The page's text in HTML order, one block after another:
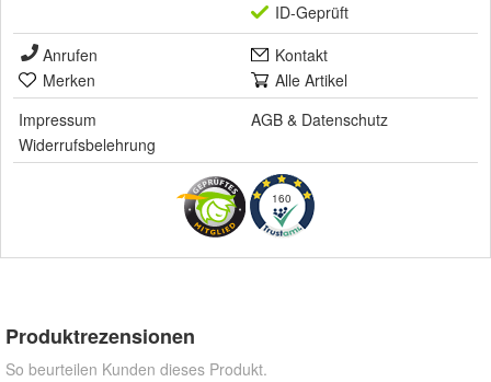
ID-Geprüft
Anrufen
Kontakt
Merken
Alle Artikel
Impressum
AGB & Datenschutz
Widerrufsbelehrung
160
Produktrezensionen
So beurteilen Kunden dieses Produkt.